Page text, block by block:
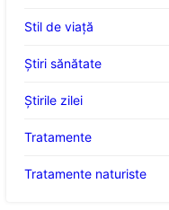
Stil de viaţă
Ştiri sănătate
Știrile zilei
Tratamente
Tratamente naturiste